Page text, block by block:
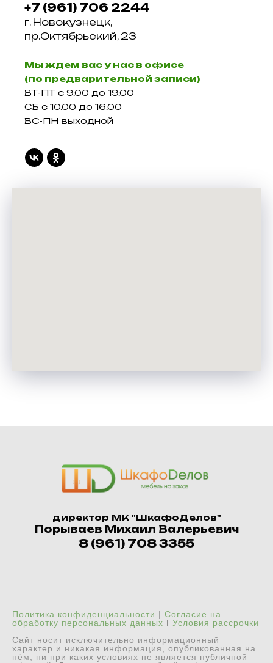
+7 (961) 706 2244
г. Новокузнецк,
пр.Октябрьский, 23
Мы ждем вас у нас в офисе
(по предварительной записи)
ВТ-ПТ с 9.00 до 19.00
СБ с 10.00 до 16.00
ВС-ПН выходной
директор МК "ШкафоДелов"
Порываев Михаил Валерьевич
8 (961) 708 3355
Политика конфиденциальности | Согласие на
обработку персональных данных | Условия рассрочки
Сайт носит исключительно информационный
характер и никакая информация, опубликованная на
нём, ни при каких условиях не является публичной